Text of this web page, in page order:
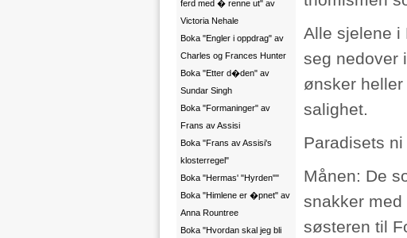
ferd med � renne ut" av
Victoria Nehale
Boka "Engler i oppdrag" av
Charles og Frances Hunter
Boka "Etter d�den" av
Sundar Singh
Boka "Formaninger" av
Frans av Assisi
Boka "Frans av Assisi's
klosterregel"
Boka "Hermas' "Hyrden""
Boka "Himlene er �pnet" av
Anna Rountree
Boka "Hvordan skal jeg bli
Alle sjelene i
seg nedover
ønsker
salighet.
Paradisets
Månen: De
snakker
søsteren til